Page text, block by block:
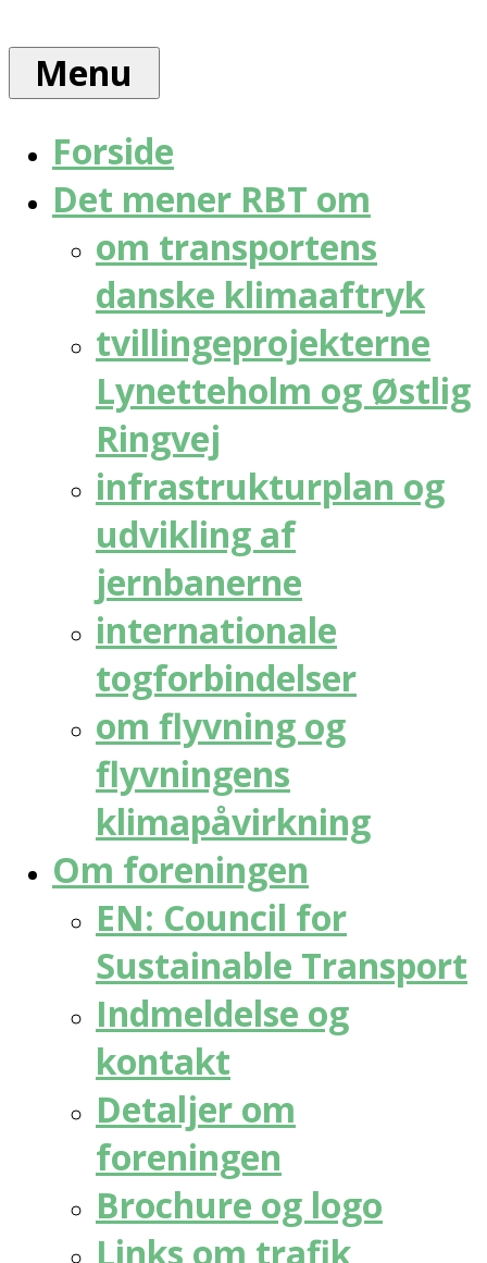
content
for
bæredygtig
trafik
Menu
Forside
Det mener RBT om
om transportens
danske klimaaftryk
tvillingeprojekterne
Lynetteholm og Østlig
Ringvej
infrastrukturplan og
udvikling af
jernbanerne
internationale
togforbindelser
om flyvning og
flyvningens
klimapåvirkning
Om foreningen
EN: Council for
Sustainable Transport
Indmeldelse og
kontakt
Detaljer om
foreningen
Brochure og logo
Links om trafik